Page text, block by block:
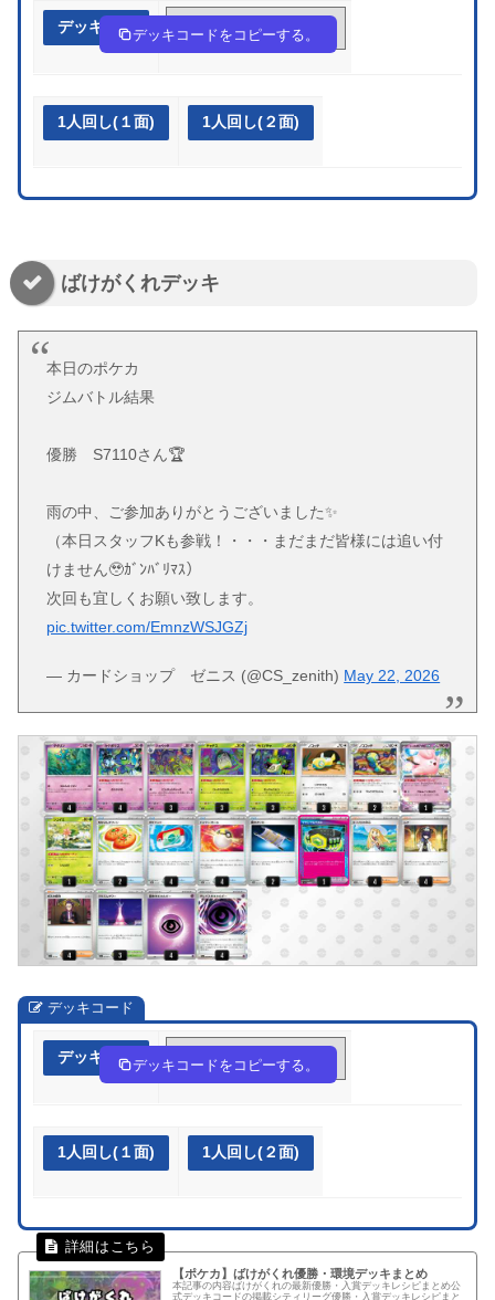
デッキ作成 GG488Y-9NfwE2-84YcD8
デッキコードをコピーする。
1人回し(１面) 1人回し(２面)
ばけがくれデッキ
本日のポケカ
ジムバトル結果
優勝 S7110さん🏆
雨の中、ご参加ありがとうございました✨
（本日スタッフKも参戦！・・・まだまだ皆様には追い付
けません🥹ｶﾞﾝﾊﾞﾘﾏｽ）
次回も宜しくお願い致します。
pic.twitter.com/EmnzWSJGZj
— カードショップ ゼニス (@CS_zenith) May 22, 2026
デッキコード
デッキ作成 yXXypy-9jEOdW-ySSRyp
デッキコードをコピーする。
1人回し(１面) 1人回し(２面)
【ポケカ】ばけがくれ優勝・環境デッキまとめ
本記事の内容ばけがくれの最新優勝・入賞デッキレシピまとめ公
式デッキコードの掲載シティリーグ優勝・入賞デッキレシピまと